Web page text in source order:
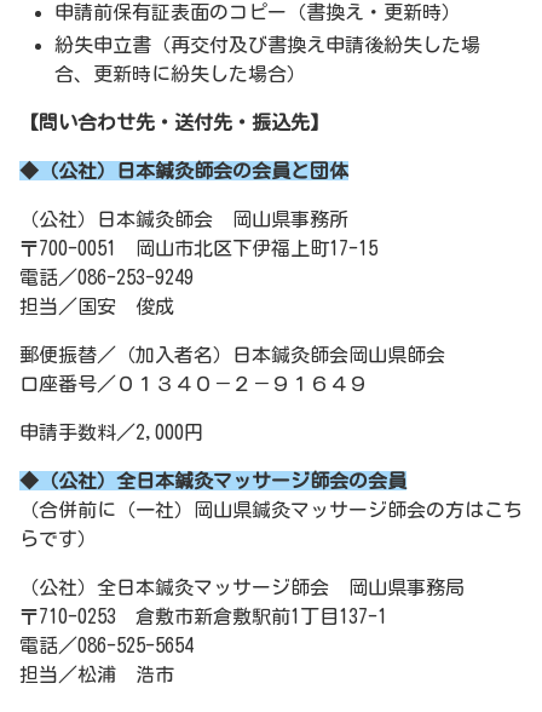
申請前保有証表面のコピー（書換え・更新時）
紛失申立書（再交付及び書換え申請後紛失した場
合、更新時に紛失した場合）
【問い合わせ先・送付先・振込先】
◆（公社）日本鍼灸師会の会員と団体
（公社）日本鍼灸師会 岡山県事務所
〒700-0051 岡山市北区下伊福上町17-15
電話／086-253-9249
担当／国安 俊成
郵便振替／（加入者名）日本鍼灸師会岡山県師会
口座番号／０１３４０－２－９１６４９
申請手数料／2,000円
◆（公社）全日本鍼灸マッサージ師会の会員
（合併前に（一社）岡山県鍼灸マッサージ師会の方はこち
らです）
（公社）全日本鍼灸マッサージ師会 岡山県事務局
〒710-0253 倉敷市新倉敷駅前1丁目137-1
電話／086-525-5654
担当／松浦 浩市